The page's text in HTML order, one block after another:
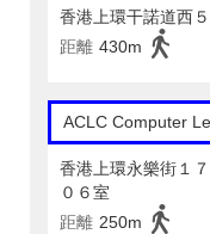
香港上環干諾道西
距離 430m
ACLC Computer
香港上環永樂街１
０６室
距離 250m